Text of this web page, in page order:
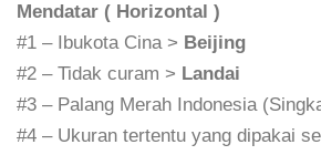
Mendatar ( Horizontal )
#1 – Ibukota Cina > Beijing
#2 – Tidak curam > Landai
#3 – Palang Merah Indonesia
#4 – Ukuran tertentu yang dipakai